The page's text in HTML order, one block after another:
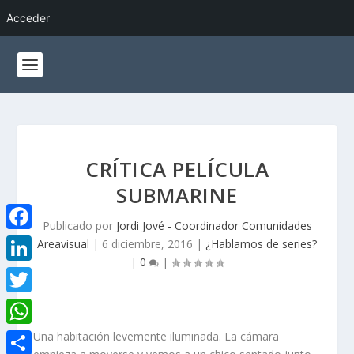
Acceder
CRÍTICA PELÍCULA
SUBMARINE
Publicado por Jordi Jové - Coordinador Comunidades
Areavisual | 6 diciembre, 2016 | ¿Hablamos de series?
| 0 |
Una habitación levemente iluminada. La cámara
F
a
c
e
b
L
i
n
k
T
w
W